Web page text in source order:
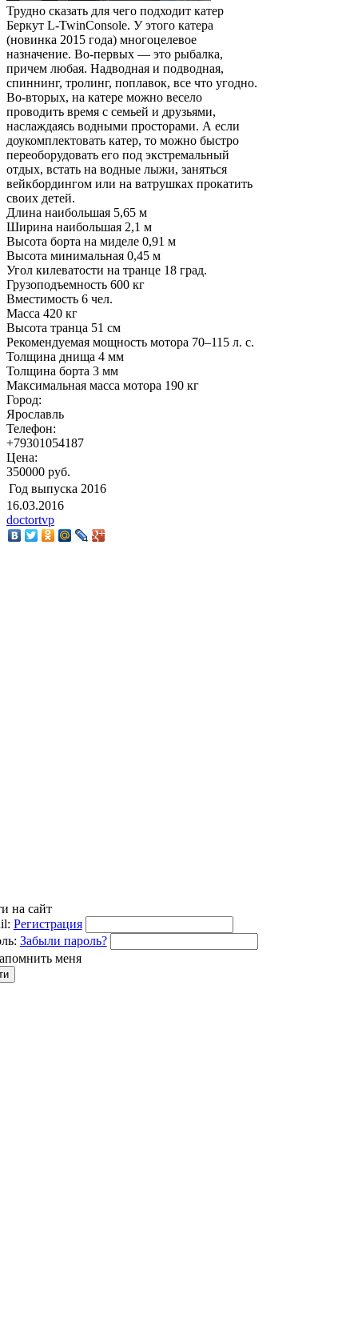
Трудно сказать для чего подходит катер
Беркут L-TwinConsole. У этого катера
(новинка 2015 года) многоцелевое
назначение. Во-первых — это рыбалка,
причем любая. Надводная и подводная,
спиннинг, тролинг, поплавок, все что угодно.
Во-вторых, на катере можно весело
проводить время с семьей и друзьями,
наслаждаясь водными просторами. А если
доукомплектовать катер, то можно быстро
переоборудовать его под экстремальный
отдых, встать на водные лыжи, заняться
вейкбордингом или на ватрушках прокатить
своих детей.
Длина наибольшая 5,65 м
Ширина наибольшая 2,1 м
Высота борта на миделе 0,91 м
Высота минимальная 0,45 м
Угол килеватости на транце 18 град.
Грузоподъемность 600 кг
Вместимость 6 чел.
Масса 420 кг
Высота транца 51 см
Рекомендуемая мощность мотора 70–115 л. с.
Толщина днища 4 мм
Толщина борта 3 мм
Максимальная масса мотора 190 кг
Город:
Ярославль
Телефон:
+79301054187
Цена:
350000 руб.
Год выпуска 2016
16.03.2016
doctortvp
на сайт
Регистрация
Забыли пароль?
меня